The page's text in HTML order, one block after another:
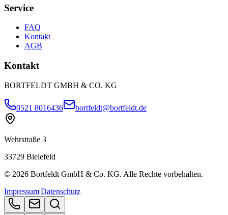
Service
FAQ
Kontakt
AGB
Kontakt
BORTFELDT GMBH & CO. KG
0521 8016436 bortfeldt@bortfeldt.de
Wehrstraße 3
33729 Bielefeld
© 2026 Bortfeldt GmbH & Co. KG. Alle Rechte vorbehalten.
Impressum|Datenschutz